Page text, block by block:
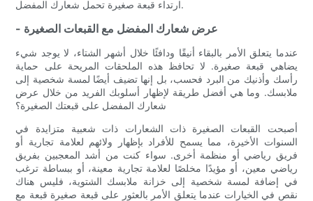
ارتداء قبعة صغيرة تحمل شعارك المفضل.
- عرض شعارك المفضل مع القبعات الصغيرة
عندما يتعلق الأمر بالبقاء أنيقًا ودافئًا خلال أشهر الشتاء، لا يوجد شيء
يضاهي قبعة صغيرة. لا تحافظ هذه الملحقات المريحة على حماية
رأسك وأذنيك من البرد فحسب، بل إنها تضيف أيضًا لمسة شخصية إلى
ملابسك. وما هي أفضل طريقة لإظهار أسلوبك الفريد من خلال عرض
شعارك المفضل على قبعتك الصغيرة؟
أصبحت القبعات الصغيرة ذات الشعارات ذات شعبية متزايدة في
السنوات الأخيرة، مما يسمح للأفراد بإظهار ولائهم لعلامة تجارية أو
فريق رياضي أو منظمة أخرى. سواء كنت من أشد المعجبين بفريق
رياضي معين، أو مؤيدًا مخلصًا لعلامة تجارية معينة، أو ببساطة ترغب
في إضافة لمسة شخصية إلى خزانة ملابسك الشتوية، فليس هناك
نقص في الخيارات عندما يتعلق الأمر بالعثور على قبعة صغيرة قبعة مع